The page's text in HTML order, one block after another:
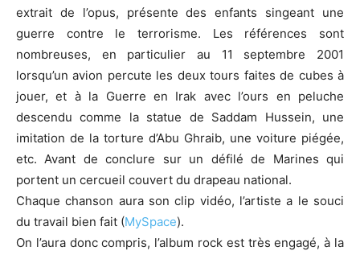
extrait de l’opus, présente des enfants singeant une
guerre contre le terrorisme. Les références sont
nombreuses, en particulier au 11 septembre 2001
lorsqu’un avion percute les deux tours faites de cubes à
jouer, et à la Guerre en Irak avec l’ours en peluche
descendu comme la statue de Saddam Hussein, une
imitation de la torture d’Abu Ghraib, une voiture piégée,
etc. Avant de conclure sur un défilé de Marines qui
portent un cercueil couvert du drapeau national.
Chaque chanson aura son clip vidéo, l’artiste a le souci
du travail bien fait (MySpace).
On l’aura donc compris, l’album rock est très engagé, à la